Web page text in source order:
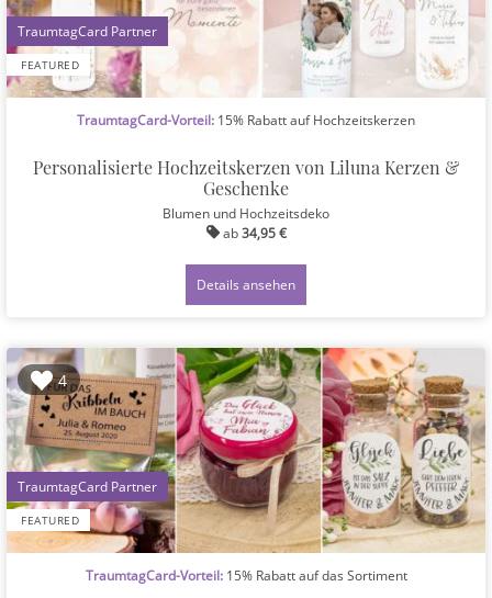
FEATURED
1
TraumtagCard-Vorteil: 15% Rabatt auf Hochzeitskerzen
Personalisierte Hochzeitskerzen von Liluna Kerzen &
Geschenke
Blumen und Hochzeitsdeko
ab34,95 €
Details ansehen
4
FEATURED
1
TraumtagCard-Vorteil:15% Rabatt auf das Sortiment